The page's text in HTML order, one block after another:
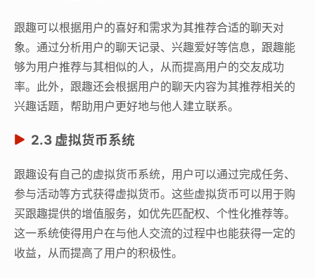
跟趣可以根据用户的喜好和需求为其推荐合适的聊天对
象。通过分析用户的聊天记录、兴趣爱好等信息，跟趣能
够为用户推荐与其相似的人，从而提高用户的交友成功
率。此外，跟趣还会根据用户的聊天内容为其推荐相关的
兴趣话题，帮助用户更好地与他人建立联系。
2.3 虚拟货币系统
跟趣设有自己的虚拟货币系统，用户可以通过完成任务、
参与活动等方式获得虚拟货币。这些虚拟货币可以用于购
买跟趣提供的增值服务，如优先匹配权、个性化推荐等。
这一系统使得用户在与他人交流的过程中也能获得一定的
收益，从而提高了用户的积极性。